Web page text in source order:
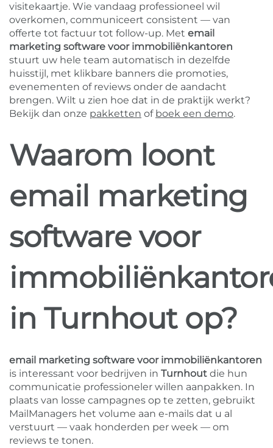
visitekaartje. Wie vandaag professioneel wil
overkomen, communiceert consistent — van
offerte tot factuur tot follow-up. Met email
marketing software voor immobiliënkantoren
stuurt uw hele team automatisch in dezelfde
huisstijl, met klikbare banners die promoties,
evenementen of reviews onder de aandacht
brengen. Wilt u zien hoe dat in de praktijk werkt?
Bekijk dan onze pakketten of boek een demo.
Waarom loont
email marketing
software voor
in Turnhout op?
email marketing software voor immobiliënkantoren
is interessant voor bedrijven in Turnhout die hun
communicatie professioneler willen aanpakken. In
plaats van losse campagnes op te zetten, gebruikt
MailManagers het volume aan e-mails dat u al
verstuurt — vaak honderden per week — om
reviews te tonen.